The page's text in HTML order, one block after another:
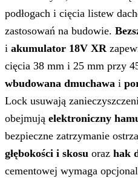
podłogach i cięcia listew
zastosowań na budowie.
i akumulator 18V XR
cięcia 38 mm i 25 mm przy
wbudowana dmuchawa i
Lock usuwają
obejmują elektroniczny
bezpieczne zatrzymanie
głębokości i skosu oraz hak
cementowej wymaga